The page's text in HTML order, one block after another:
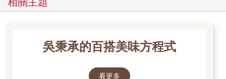
他書籍時所得到的啟發，與現有的背景知識銜接，並把那些散落
己，將這段時間未能察覺的，或者重新看見的東西寫進去。希望
能透過這本書統整咖啡與水的故事，為入門者帶來一點幫助，更
忘初衷並一直研究水的人持續前進的動力。
吳秉承的百搭美味方程式
看更多